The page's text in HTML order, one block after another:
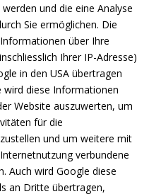
und die eine Analyse
Sie ermöglichen. Die
über Ihre
Ihrer IP-Adresse)
in den USA übertragen
wird diese Informationen
Website auszuwerten, um
für die
und um weitere mit
verbundene
Auch wird Google diese
an Dritte übertragen,